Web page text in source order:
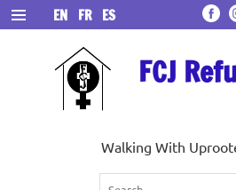
Skip
to
content
FCJ
Walking With
EN FR ES